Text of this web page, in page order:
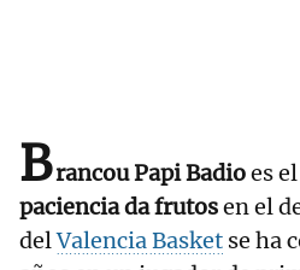
Brancou Papi Badioes el
paciencia da frutosen el
delValencia Basket se ha